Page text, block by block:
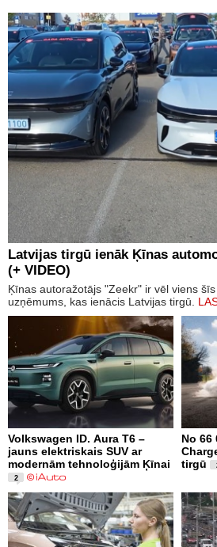
Latvijas tirgū ienāk Ķīnas
(+ VIDEO)
Ķīnas autoražotājs "Zeekr" ir vēl viens
uzņēmums, kas ienācis Latvijas tirgū.
Volkswagen ID. Aura T6 –
jauns elektriskais SUV ar
modernām tehnoloģijām Ķīnai
2
No 66
tirgū